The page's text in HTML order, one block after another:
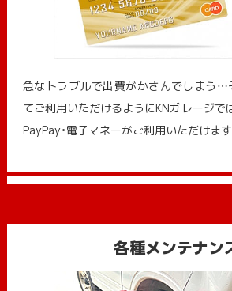
急なトラブルで出費がかさんでしまう…
てご利用いただけるようにKNガレージで
PayPay・電子マネーがご利用いただけます
各種メンテナン